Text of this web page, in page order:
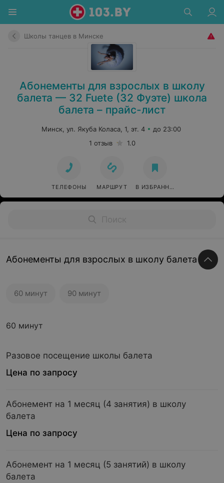
Школы танцев в Минске
Абонементы для взрослых в школу
балета — 32 Fuete (32 Фуэте) школа
балета – прайс-лист
Минск, ул. Якуба Коласа, 1, эт. 4
до 23:00
1 отзыв
1.0
ТЕЛЕФОНЫ МАРШРУТ В ИЗБРАННОЕ
Абонементы для взрослых в школу балета
60 минут 90 минут
60 минут
Разовое посещение школы балета
Цена по запросу
Абонемент на 1 месяц (4 занятия) в школу
балета
Цена по запросу
Абонемент на 1 месяц (5 занятий) в школу
балета